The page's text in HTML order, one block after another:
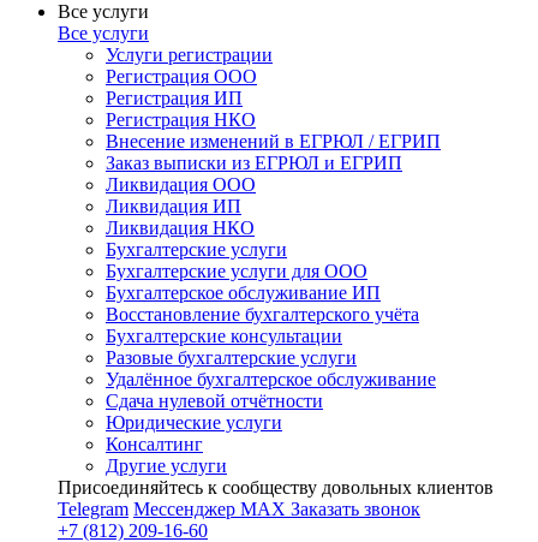
Все услуги
Все услуги
Услуги регистрации
Регистрация ООО
Регистрация ИП
Регистрация НКО
Внесение изменений в ЕГРЮЛ / ЕГРИП
Заказ выписки из ЕГРЮЛ и ЕГРИП
Ликвидация ООО
Ликвидация ИП
Ликвидация НКО
Бухгалтерские услуги
Бухгалтерские услуги для ООО
Бухгалтерское обслуживание ИП
Восстановление бухгалтерского учёта
Бухгалтерские консультации
Разовые бухгалтерские услуги
Удалённое бухгалтерское обслуживание
Сдача нулевой отчётности
Юридические услуги
Консалтинг
Другие услуги
Присоединяйтесь к сообществу довольных клиентов
Telegram Мессенджер MAX Заказать звонок
+7 (812) 209-16-60